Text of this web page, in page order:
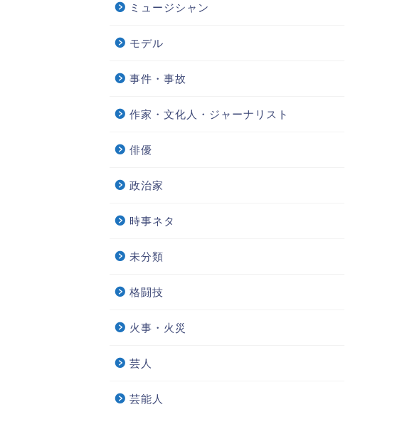
ミュージシャン
モデル
事件・事故
作家・文化人・ジャーナリスト
俳優
政治家
時事ネタ
未分類
格闘技
火事・火災
芸人
芸能人